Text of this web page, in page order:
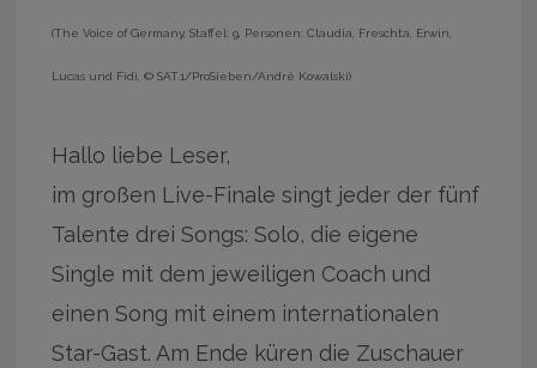
(The Voice of Germany, Staffel: 9, Personen: Claudia, Freschta, Erwin,
Lucas und Fidi, © SAT.1/ProSieben/André Kowalski)
Hallo liebe Leser,
im großen Live-Finale singt jeder der fünf
Talente drei Songs: Solo, die eigene
Single mit dem jeweiligen Coach und
einen Song mit einem internationalen
Star-Gast. Am Ende küren die Zuschauer